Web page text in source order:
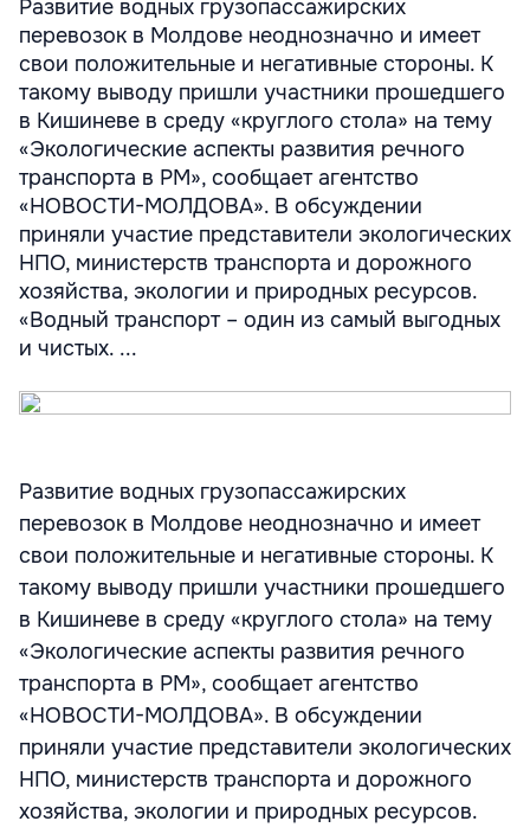
Развитие водных грузопассажирских
перевозок в Молдове неоднозначно и имеет
свои положительные и негативные стороны. К
такому выводу пришли участники прошедшего
в Кишиневе в среду «круглого стола» на тему
«Экологические аспекты развития речного
транспорта в РМ», сообщает агентство
«НОВОСТИ-МОЛДОВА». В обсуждении
приняли участие представители экологических
НПО, министерств транспорта и дорожного
хозяйства, экологии и природных ресурсов.
«Водный транспорт – один из самый выгодных
и чистых. ...
Развитие водных грузопассажирских
перевозок в Молдове неоднозначно и имеет
свои положительные и негативные стороны. К
такому выводу пришли участники прошедшего
в Кишиневе в среду «круглого стола» на тему
«Экологические аспекты развития речного
транспорта в РМ», сообщает агентство
«НОВОСТИ-МОЛДОВА». В обсуждении
приняли участие представители экологических
НПО, министерств транспорта и дорожного
хозяйства, экологии и природных ресурсов.